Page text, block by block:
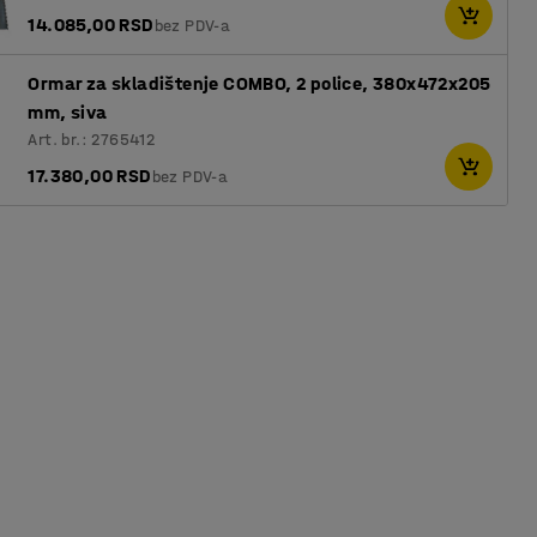
14.085,00 RSDbez PDV-a
Ormar za skladištenje COMBO, 2 police, 380x472x205
mm, siva
Art. br.: 2765412
17.380,00 RSDbez PDV-a